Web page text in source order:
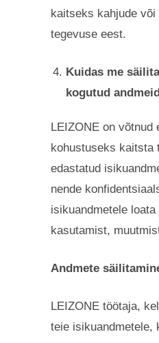
kaitseks kahjude või
tegevuse eest.
Kuidas me
kogutud
LEIZONE on võtnud
kohustuseks kaitsta
edastatud
nende
isikuandmetele loata
kasutamist,
Andmete
LEIZONE töötaja,
teie isikuandmetele,